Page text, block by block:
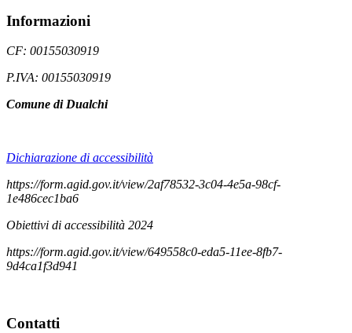
Informazioni
CF: 00155030919
P.IVA: 00155030919
Comune di Dualchi
Dichiarazione di accessibilità
https://form.agid.gov.it/view/2af78532-3c04-4e5a-98cf-
1e486cec1ba6
Obiettivi di accessibilità 2024
https://form.agid.gov.it/view/649558c0-eda5-11ee-8fb7-
9d4ca1f3d941
Contatti